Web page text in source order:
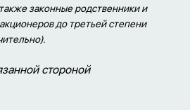
законные родственники и
до третьей степени
стороной